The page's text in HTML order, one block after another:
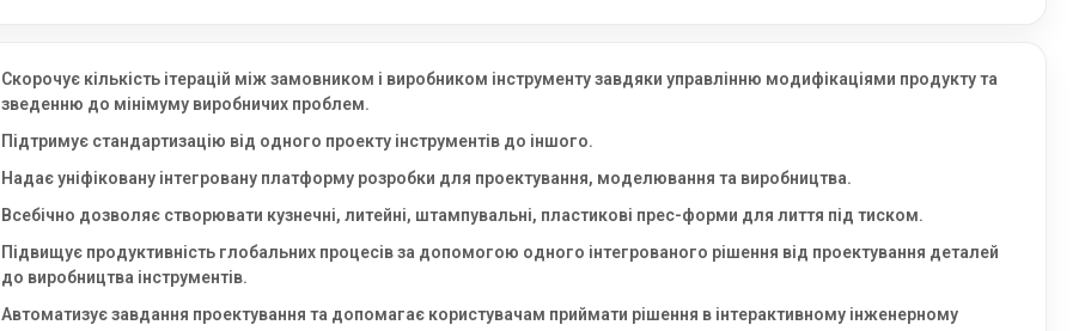
Скорочує кількість ітерацій між замовником і виробником інструменту завдяки управлінню модифікаціями продукту та
зведенню до мінімуму виробничих проблем.
Підтримує стандартизацію від одного проекту інструментів до іншого.
Надає уніфіковану інтегровану платформу розробки для проектування, моделювання та виробництва.
Всебічно дозволяє створювати кузнечні, литейні, штампувальні, пластикові прес-форми для лиття під тиском.
Підвищує продуктивність глобальних процесів за допомогою одного інтегрованого рішення від проектування деталей
до виробництва інструментів.
Автоматизує завдання проектування та допомагає користувачам приймати рішення в інтерактивному інженерному